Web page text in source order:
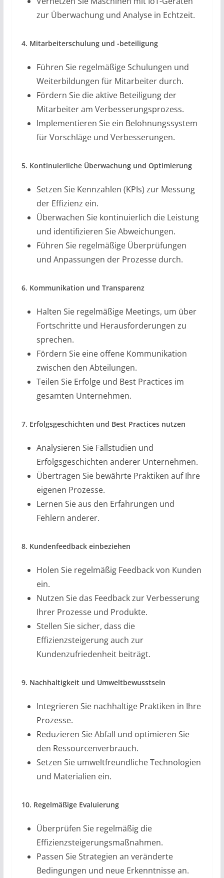
zur Überwachung und Analyse in Echtzeit.
4. Mitarbeiterschulung und -beteiligung
Führen Sie regelmäßige Schulungen und
Weiterbildungen für Mitarbeiter durch.
Fördern Sie die aktive Beteiligung der
Mitarbeiter am Verbesserungsprozess.
Implementieren Sie ein Belohnungssystem
für Vorschläge und Verbesserungen.
5. Kontinuierliche Überwachung und Optimierung
Setzen Sie Kennzahlen (KPIs) zur Messung
der Effizienz ein.
Überwachen Sie kontinuierlich die Leistung
und identifizieren Sie Abweichungen.
Führen Sie regelmäßige Überprüfungen
und Anpassungen der Prozesse durch.
6. Kommunikation und Transparenz
Halten Sie regelmäßige Meetings, um über
Fortschritte und Herausforderungen zu
sprechen.
Fördern Sie eine offene Kommunikation
zwischen den Abteilungen.
Teilen Sie Erfolge und Best Practices im
gesamten Unternehmen.
7. Erfolgsgeschichten und Best Practices nutzen
Analysieren Sie Fallstudien und
Erfolgsgeschichten anderer Unternehmen.
Übertragen Sie bewährte Praktiken auf Ihre
eigenen Prozesse.
Lernen Sie aus den Erfahrungen und
Fehlern anderer.
8. Kundenfeedback einbeziehen
Holen Sie regelmäßig Feedback von Kunden
ein.
Nutzen Sie das Feedback zur Verbesserung
Ihrer Prozesse und Produkte.
Stellen Sie sicher, dass die
Effizienzsteigerung auch zur
Kundenzufriedenheit beiträgt.
9. Nachhaltigkeit und Umweltbewusstsein
Integrieren Sie nachhaltige Praktiken in Ihre
Prozesse.
Reduzieren Sie Abfall und optimieren Sie
den Ressourcenverbrauch.
Setzen Sie umweltfreundliche Technologien
und Materialien ein.
10. Regelmäßige Evaluierung
Überprüfen Sie regelmäßig die
Effizienzsteigerungsmaßnahmen.
Passen Sie Strategien an veränderte
Bedingungen und neue Erkenntnisse an.